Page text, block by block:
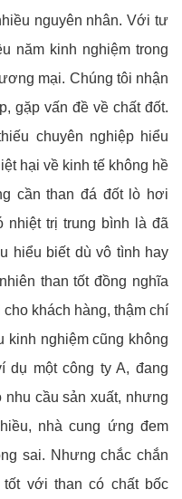
nguyên nhân. Với tư
năm kinh nghiệm trong
mại. Chúng tôi nhận
gặp vấn đề về chất đốt.
chuyên nghiệp hiểu
hại về kinh tế không hề
cần than đá đốt lò hơi
nhiệt trị trung bình là đã
hiểu biết dù vô tình hay
than tốt đồng nghĩa
khách hàng, thậm chí
kinh nghiệm cũng không
dụ một công ty A, đang
cầu sản xuất, nhưng
nhà cung ứng đem
sai. Nhưng chắc chắn
tốt với than có chất bốc